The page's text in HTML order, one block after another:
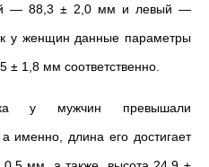
— 88,3 ± 2,0 мм и левый —
у женщин данные параметры
± 1,8 мм соответственно.
у мужчин превышали
именно, длина его достигает